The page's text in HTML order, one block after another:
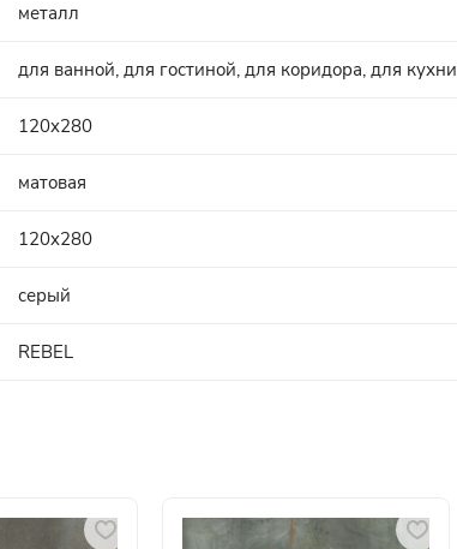
металл
для ванной, для гостиной, для коридора, для кухни
120x280
матовая
120x280
серый
REBEL